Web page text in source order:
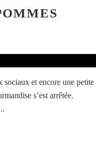
sociaux et encore une petite
s’est arrêtée.